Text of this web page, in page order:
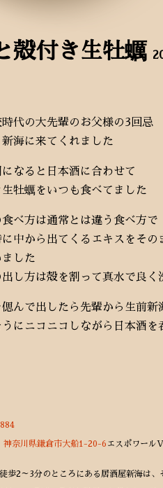
殻付き生牡蠣
代の大先輩のお父様の3回忌
海に来てくれました
なると日本酒に合わせて
牡蠣をいつも食べてました
べ方は通常とは違う食べ方で
中から出てくるエキスをそ
した
出し方は殻を割って真水で良
んで出したら先輩から生前
にニコニコしながら日本酒
神奈川県鎌倉市大船1-20-6 エスポワール
歩2～3分のところにある居酒屋新海は